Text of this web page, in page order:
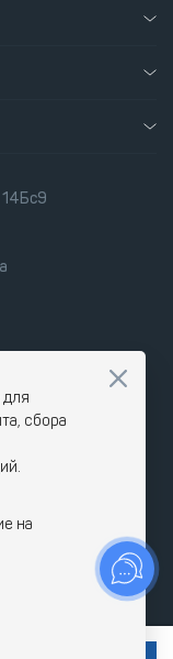
14Бс9
сбора
на